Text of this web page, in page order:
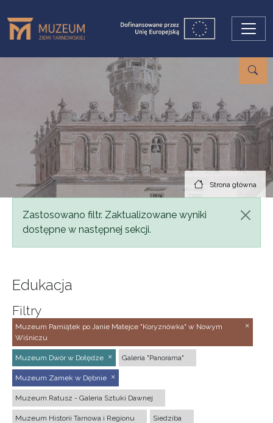
Strona główna
Komunikat
Zastosowano filtr. Zaktualizowane wyniki
dostępne w następnej sekcji.
Edukacja
Filtry
Muzeum Pamiątek po Janie Matejce "Koryznówka" w Nowym
Wiśniczu
Muzeum Dwór w Dołędze Galeria "Panorama"
Muzeum Zamek w Dębnie
Muzeum Ratusz - Galeria Sztuki Dawnej
Muzeum Historii Tarnowa i Regionu Siedziba